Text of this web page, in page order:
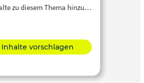
zu diesem Thema hinzu…
Inhalte vorschlagen